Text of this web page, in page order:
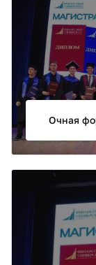
Программа
машинного
совместно с
Очная
Программа